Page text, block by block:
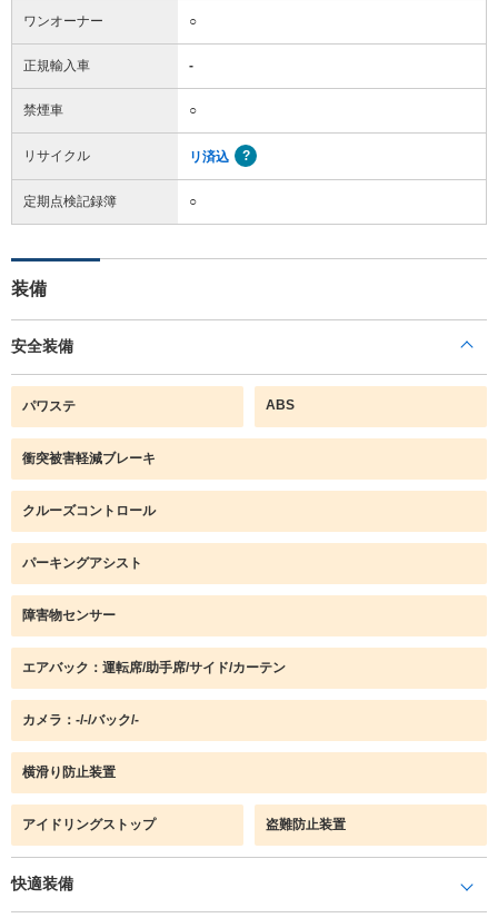
ワンオーナー ○
正規輸入車 -
禁煙車 ○
リサイクル リ済込
定期点検記録簿 ○
装備
安全装備
パワステ ABS
衝突被害軽減ブレーキ
クルーズコントロール
パーキングアシスト
障害物センサー
エアバック：運転席/助手席/サイド/カーテン
カメラ：-/-/バック/-
横滑り防止装置
アイドリングストップ 盗難防止装置
快適装備